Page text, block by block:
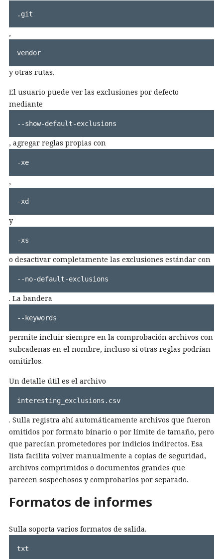
.git
,
vendor
y otras rutas.
El usuario puede ver las exclusiones por defecto
mediante
--show-default-exclusions
, agregar reglas propias con
-xe
,
-xd
y
-xs
o desactivar completamente las exclusiones estándar con
--no-default-exclusions
. La bandera
--keywords
permite incluir siempre en la comprobación archivos con
subcadenas en el nombre, incluso si otras reglas podrían
omitirlos.
Un detalle útil es el archivo
interesting_exclusions.csv
. Sulla registra ahí automáticamente archivos que fueron
omitidos por formato binario o por límite de tamaño, pero
que parecían prometedores por indicios indirectos. Esa
lista facilita volver manualmente a copias de seguridad,
archivos comprimidos o documentos grandes que
parecen sospechosos y comprobarlos por separado.
Formatos de informes
Sulla soporta varios formatos de salida.
txt